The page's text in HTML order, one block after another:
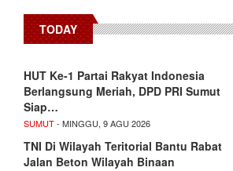
TODAY
HUT Ke-1 Partai Rakyat Indonesia
Berlangsung Meriah, DPD PRI Sumut
Siap…
SUMUT- MINGGU, 9 AGU 2026
TNI Di Wilayah Teritorial Bantu Rabat
Jalan Beton Wilayah Binaan